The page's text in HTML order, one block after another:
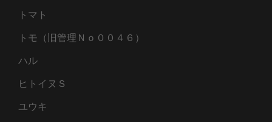
トマト
トモ（旧管理Ｎｏ００４６）
ハル
ヒトイヌＳ
ユウキ